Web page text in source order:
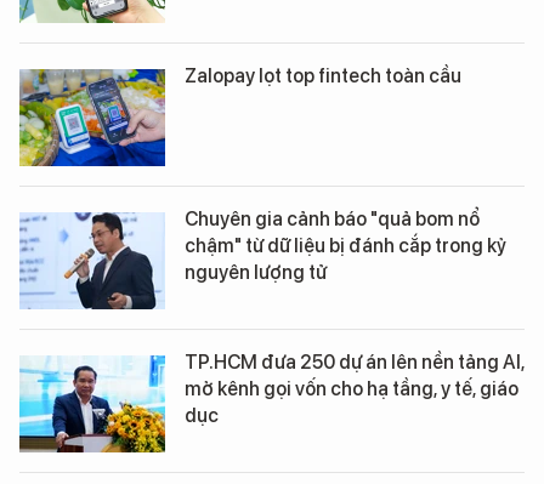
Zalopay lọt top fintech toàn cầu
Chuyên gia cảnh báo "quả bom nổ
chậm" từ dữ liệu bị đánh cắp trong kỷ
nguyên lượng tử
TP.HCM đưa 250 dự án lên nền tảng AI,
mở kênh gọi vốn cho hạ tầng, y tế, giáo
dục